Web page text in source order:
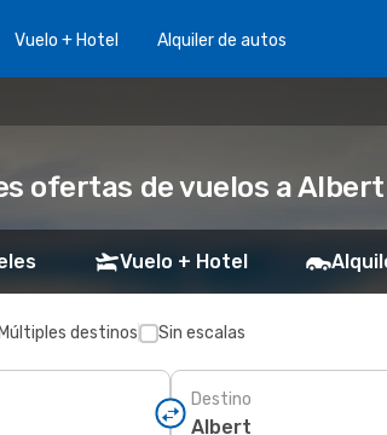
Vuelo + Hotel Alquiler de autos
ofertas de vuelos a Albert
Vuelo + Hotel
Múltiples destinos Sin escalas
Destino